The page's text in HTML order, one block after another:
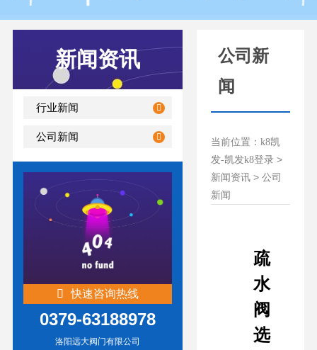
新闻资讯
行业新闻
公司新闻
快速咨询热线
0379-63188978
洛阳远大阀门有限公司
公司新
闻
当前位置： k8凯
发-凯发k8登录>
新闻资讯> 公司
新闻
疏
水
阀
选